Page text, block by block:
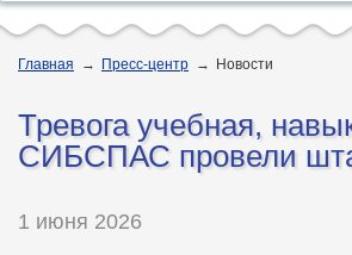
Главная → Пресс-центр → Новости
Тревога учебная,
СИБСПАС провели
1 июня 2026